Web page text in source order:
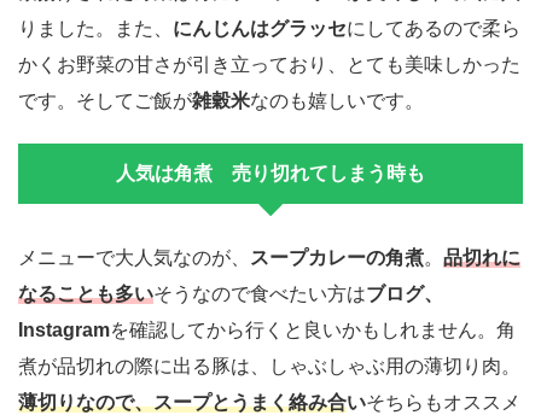
りました。また、 にんじんはグラッセにしてあるので柔ら
かくお野菜の甘さが引き立っており、とても美味しかった
です。そしてご飯が雑穀米なのも嬉しいです。
人気は角煮 売り切れてしまう時も
メニューで大人気なのが、 スープカレーの角煮。 品切れに
なることも多いそうなので食べたい方はブログ、
Instagramを確認してから行くと良いかもしれません。角
煮が品切れの際に出る豚は、しゃぶしゃぶ用の薄切り肉。
薄切りなので、スープとうまく絡み合いそちらもオススメ